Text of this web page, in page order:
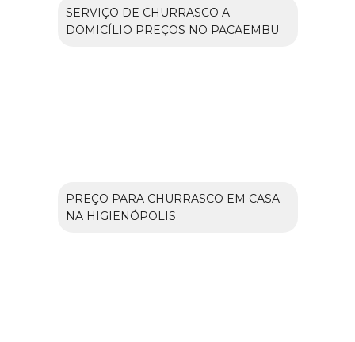
SERVIÇO DE CHURRASCO A
DOMICÍLIO PREÇOS NO PACAEMBU
PREÇO PARA CHURRASCO EM CASA
NA HIGIENÓPOLIS